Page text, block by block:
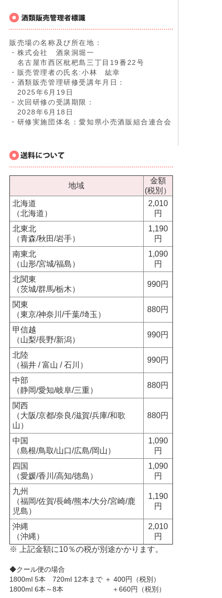
販売場の名称及び所在地：
・株式会社 酒泉洞堀一
名古屋市西区枇杷島三丁目19番22号
・販売管理者の氏名:小林 紘幸
・酒類販売管理研修受講年月日：
2025年6月19日
・次回研修の受講期限：
2028年6月18日
・研修実施団体名：愛知県小売酒販組合連合会
地域
金額
(税別）
北海道
（北海道）
2,010
円
北東北
（青森/秋田/岩手）
1,190
円
南東北
（山形/宮城/福島）
1,090
円
北関東
（茨城/群馬/栃木）
990円
関東
（東京/神奈川/千葉/埼玉）
880円
甲信越
（山梨/長野/新潟）
990円
北陸
（福井 / 富山 / 石川）
990円
中部
（静岡/愛知/岐阜/三重）
880円
関西
（大阪/京都/奈良/滋賀/兵庫/和歌
山）
880円
中国
（島根/鳥取/山口/広島/岡山）
1,090
円
四国
（愛媛/香川/高知/徳島）
1,090
円
九州
（福岡/佐賀/長崎/熊本/大分/宮崎/鹿
児島）
1,190
円
沖縄
（沖縄）
2,010
円
※ 上記金額に10％の税が別途かかります。
◆クール便の場合
1800ml 5本 720ml 12本まで ＋ 400円（税別）
1800ml 6本～8本 ＋660円（税別）